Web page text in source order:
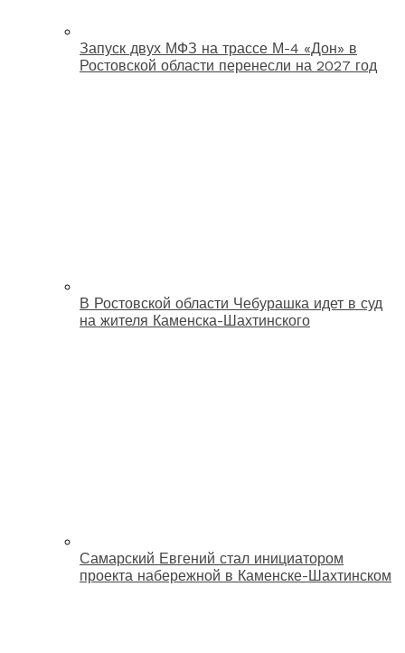
Запуск двух МФЗ на трассе М-4 «Дон» в
Ростовской области перенесли на 2027 год
В Ростовской области Чебурашка идет в суд
на жителя Каменска-Шахтинского
Самарский Евгений стал инициатором
проекта набережной в Каменске-Шахтинском